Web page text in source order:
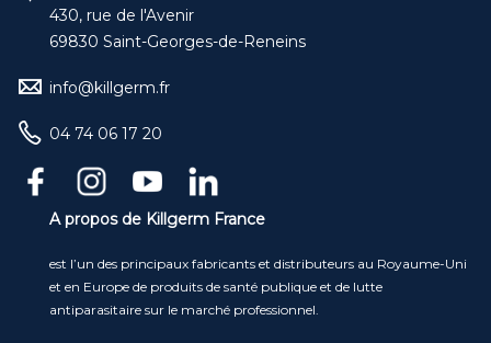
430, rue de l'Avenir
69830 Saint-Georges-de-Reneins
info@killgerm.fr
04 74 06 17 20
A propos de Killgerm France
est l’un des principaux fabricants et distributeurs au Royaume-Uni
et en Europe de produits de santé publique et de lutte
antiparasitaire sur le marché professionnel.